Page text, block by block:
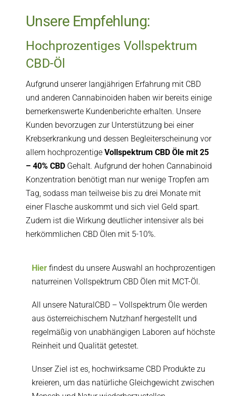
Unsere Empfehlung:
Hochprozentiges Vollspektrum
CBD-Öl
Aufgrund unserer langjährigen Erfahrung mit CBD
und anderen Cannabinoiden haben wir bereits einige
bemerkenswerte Kundenberichte erhalten. Unsere
Kunden bevorzugen zur Unterstützung bei einer
Krebserkrankung und dessen Begleiterscheinung vor
allem hochprozentige Vollspektrum CBD Öle mit 25
– 40% CBDGehalt. Aufgrund der hohen Cannabinoid
Konzentration benötigt man nur wenige Tropfen am
Tag, sodass man teilweise bis zu drei Monate mit
einer Flasche auskommt und sich viel Geld spart.
Zudem ist die Wirkung deutlicher intensiver als bei
herkömmlichen CBD Ölen mit 5-10%.
Hierfindest du unsere Auswahl an hochprozentigen
naturreinen Vollspektrum CBD Ölen mit MCT-Öl.
All unsere NaturalCBD – Vollspektrum Öle werden
aus österreichischem Nutzhanf hergestellt und
regelmäßig von unabhängigen Laboren auf höchste
Reinheit und Qualität getestet.
Unser Ziel ist es, hochwirksame CBD Produkte zu
kreieren, um das natürliche Gleichgewicht zwischen